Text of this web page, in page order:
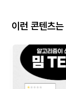
이런 콘텐츠